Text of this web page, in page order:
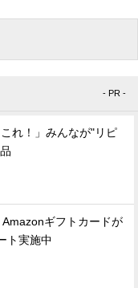
- PR -
れ！」みんなが"リピ
Amazonギフトカードが
ト実施中